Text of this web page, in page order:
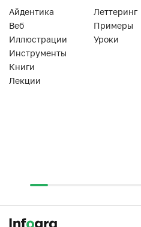
Айдентика
Веб
Иллюстрации
Инструменты
Книги
Лекции
Леттеринг
Примеры
Уроки